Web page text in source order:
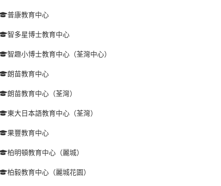
普康教育中心
智多星博士教育中心
智趣小博士教育中心（荃灣中心）
朗苗教育中心
朗苗教育中心（荃灣）
東大日本語教育中心（荃灣）
果豐教育中心
柏明頓教育中心（麗城）
柏毅教育中心（麗城花園）